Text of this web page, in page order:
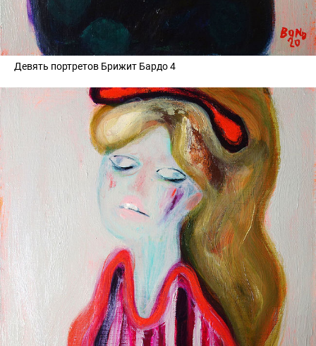
Девять портретов Брижит Бардо 4